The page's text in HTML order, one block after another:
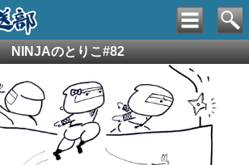
NINJAのとりこ#82